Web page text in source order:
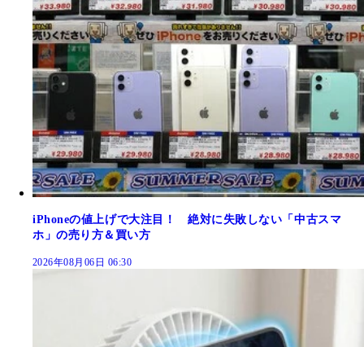
iPhoneの値上げで大注目！ 絶対に失敗しない「中古スマ
ホ」の売り方＆買い方
2026年08月06日 06:30